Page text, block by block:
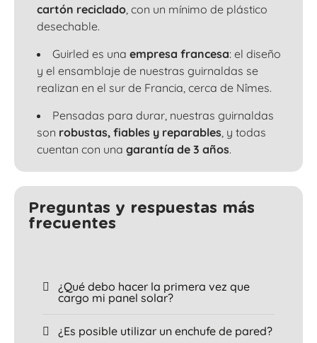
cartón reciclado, con un mínimo de plástico
desechable.
Guirled es una empresa francesa: el diseño
y el ensamblaje de nuestras guirnaldas se
realizan en el sur de Francia, cerca de Nîmes.
Pensadas para durar, nuestras guirnaldas
son robustas, fiables y reparables, y todas
cuentan con una garantía de 3 años.
Preguntas y respuestas más
frecuentes
¿Qué debo hacer la primera vez que
cargo mi panel solar?
¿Es posible utilizar un enchufe de pared?